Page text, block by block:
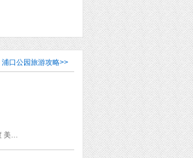
浦口公园旅游攻略>>
莫愁湖景区 浦口火车站旧址 秦淮河 明孝陵 朝天宫 东南大学 南京明故宫遗址公园 玄武湖景区 老门东历史街区 桃叶渡 美龄宫 鸡鸣寺 六朝博物馆 梅花山 浦口码头 音乐台 乌衣巷 中华门瓮城 南京大学 王导谢安纪念馆 夫子庙 国际梅花节 瞻园 南唐二陵 清凉山公园 石头城公园 红楼艺文苑 孙权墓 十朝历史文化博物馆 中山陵景区 先锋书店(五台山店) 南京长江大桥 南京博物院